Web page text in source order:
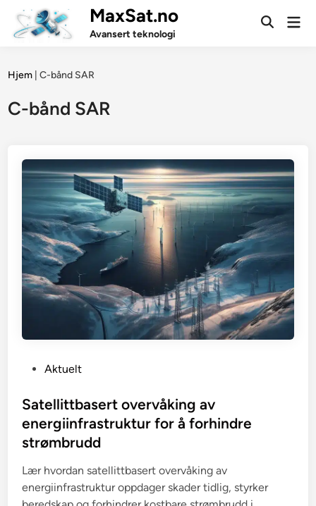
content
MaxSat.no
Avansert teknologi
Open
Hjem |C-bånd SAR
C-bånd SAR
s
t
i
n
Aktuelt
Satellittbasert overvåking av
energiinfrastruktur for å forhindre
strømbrudd
Lær hvordan satellittbasert overvåking av
energiinfrastruktur oppdager skader tidlig, styrker